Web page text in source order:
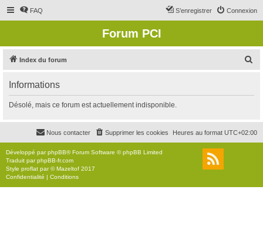
FAQ Connexion
S’enregistrer
Forum PCI
Index du forum
r
c
r
Informations
Désolé, mais ce forum est actuellement indisponible.
Heures au format UTC+02:00
Supprimer les cookies
Nous contacter
Développé parphpBB® Forum Software © phpBB Limited
Traduit parphpBB-fr.com
Style proflat par ©Mazeltof 2017
Confidentialité | Conditions